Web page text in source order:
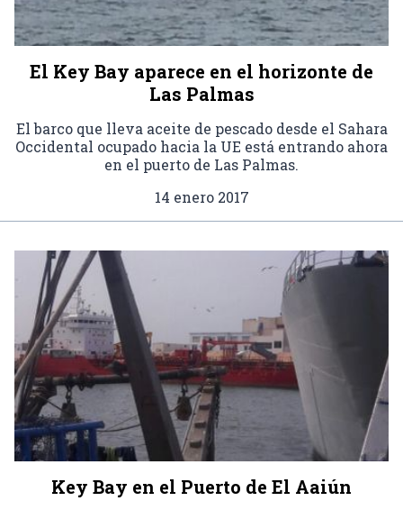
El Key Bay aparece en el horizonte de
Las Palmas
El barco que lleva aceite de pescado desde el Sahara
Occidental ocupado hacia la UE está entrando ahora
en el puerto de Las Palmas.
14 enero 2017
Key Bay en el Puerto de El Aaiún